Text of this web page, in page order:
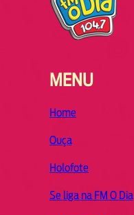
MENU
Home
Ouça
Holofote
Se liga na FM O Dia